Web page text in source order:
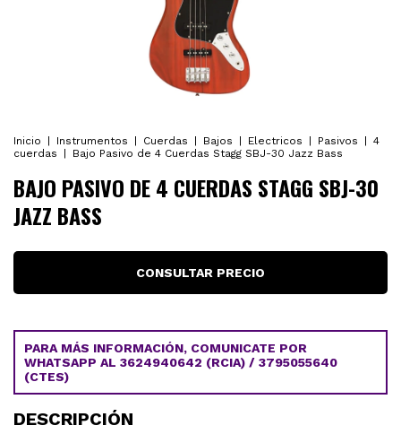
Inicio Instrumentos Cuerdas Bajos Electricos Pasivos
4
cuerdas
Bajo Pasivo de 4 Cuerdas Stagg SBJ-30 Jazz Bass
BAJO PASIVO DE 4 CUERDAS STAGG SBJ-30
JAZZ BASS
PARA MÁS INFORMACIÓN, COMUNICATE POR
WHATSAPP AL 3624940642 (RCIA) / 3795055640
(CTES)
DESCRIPCIÓN